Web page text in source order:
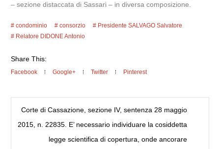
– sezione distaccata di Sassari – in diversa composizione.
condominio consorzio
Presidente SALVAGO Salvatore
Relatore DIDONE Antonio
Share This:
Facebook Google+ Twitter Pinterest
Corte di Cassazione, sezione IV, sentenza 28 maggio
2015, n. 22835. E’ necessario individuare la cosiddetta
legge scientifica di copertura, onde ancorare